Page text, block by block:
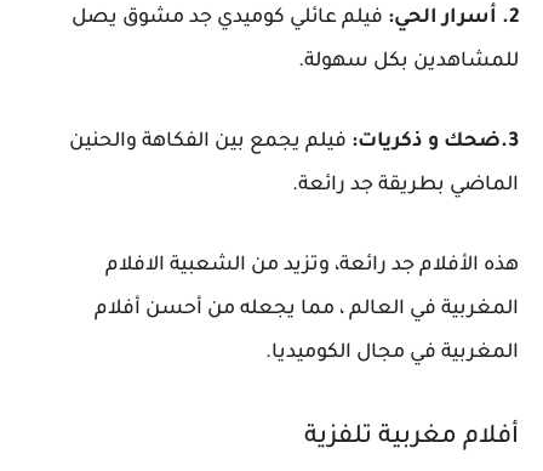
2. أسرار الحي:
فيلم عائلي كوميدي جد مشوق يصل
للمشاهدين بكل سهولة.
3.ضحك و ذكريات:
فيلم يجمع بين الفكاهة والحنين
الماضي بطريقة جد رائعة.
هذه الأفلام جد رائعة، وتزيد من الشعبية الافلام
المغربية في العالم ، مما يجعله من أحسن أفلام
المغربية في مجال الكوميديا.
أفلام مغربية تلفزية